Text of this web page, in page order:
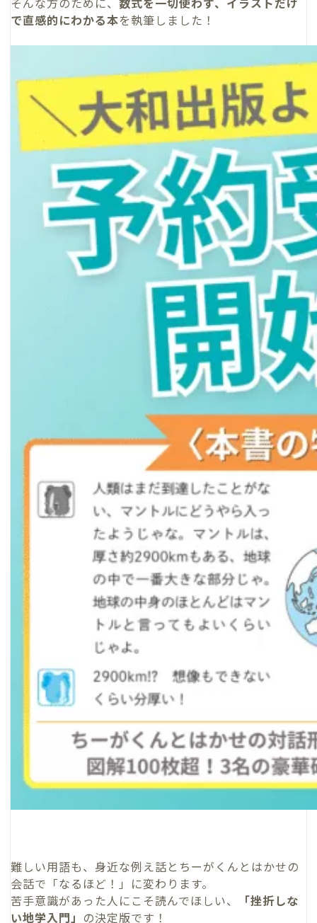
で直感的にわかる本を執筆しました！
難しい用語も、身近な例え話とちーがくんとはかせの
会話で「なるほど！」に変わります。
苦手意識があった人にこそ読んでほしい、
「挫折しな
い地学入門」 の決定版です！